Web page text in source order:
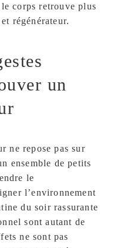
corps retrouve plus
régénérateur.
un
ne repose pas sur
ensemble de petits
le
l’environnement
du soir rassurante
sont autant de
ne sont pas